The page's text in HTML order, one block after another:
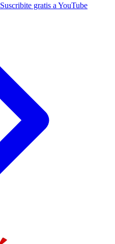
Suscribite gratis a YouTube